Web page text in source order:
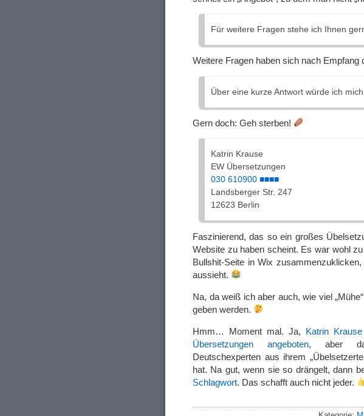
Für weitere Fragen stehe ich Ihnen
Weitere Fragen haben sich nach Empfang
Über eine kurze Antwort würde ich
Gern doch: Geh sterben!
Katrin Krause
EW Übersetzungen
030 610900 ■■■■
Landsberger Str. 247
12623 Berlin
Faszinierend, das so ein großes
Website zu haben scheint. Es war wohl
Bullshit-Seite in Wix
aussieht.
Na, da weiß ich aber auch, wie viel
geben werden.
Hmm… Moment mal. Ja, Katrin
Übersetzungen angeboten, aber
Deutschexperten aus ihrem
hat. Na gut, wenn sie so drängelt, dann
Schlagwort. Das schafft auch nicht jeder.